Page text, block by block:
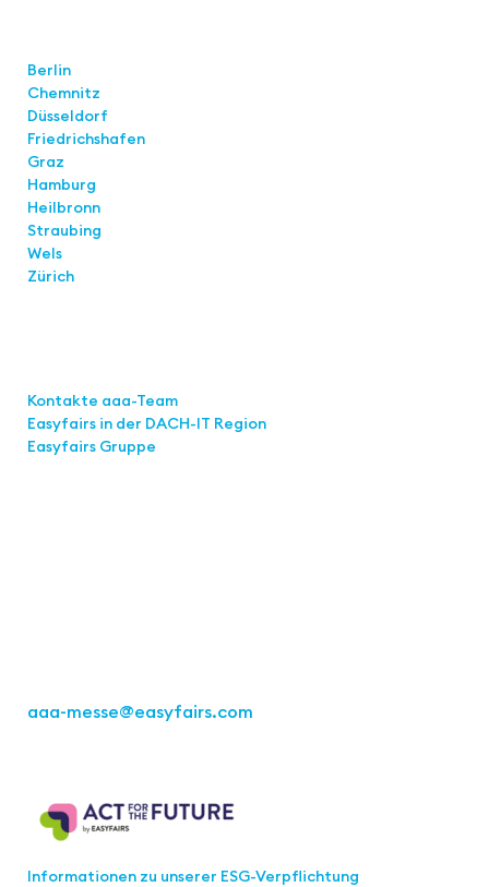
Berlin
Chemnitz
Düsseldorf
Friedrichshafen
Graz
Hamburg
Heilbronn
Straubing
Wels
Zürich
Kontakte aaa-Team
Easyfairs in der DACH-IT Region
Easyfairs Gruppe
aaa-messe@easyfairs.com
Informationen zu unserer ESG-Verpflichtung